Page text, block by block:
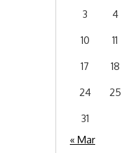
3
4
10
11
17
18
24
25
31
« Mar